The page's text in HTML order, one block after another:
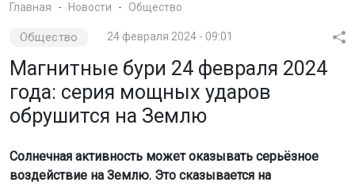
Главная Новости Общество
Общество 24 февраля 2024 - 09:01
Магнитные бури 24 февраля 2024
года: серия мощных ударов
обрушится на Землю
Солнечная активность может оказывать серьёзное
воздействие на Землю. Это сказывается на